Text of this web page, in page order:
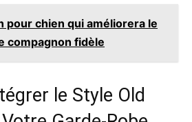
pour chien qui améliorera le
compagnon fidèle
le Style Old